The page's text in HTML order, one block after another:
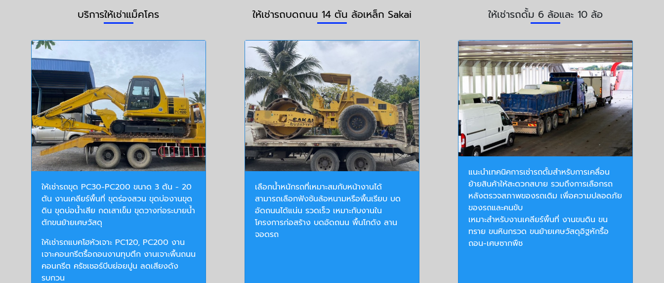
บริการให้เช่าแม็คโคร
ให้เช่ารถขุด PC30-PC200 ขนาด 3 ตัน - 20
ตัน งานเคลียร์พื้นที่ ขุดร่องสวน ขุดบ่องานขุด
ดิน ขุดบ่อน้ำเสีย กดเสาเข็ม ขุดวางท่อระบายน้ำ
ตักขนย้ายเศษวัสดุ
ให้เช่ารถแบคโฮหัวเจาะ PC120, PC200 งาน
เจาะคอนกรีตรื้อถอนงานทุบตึก งานเจาะพื้นถนน
คอนกรีต ครัชเชอร์บีบย่อยปูน ลดเสียงดัง
รบกวน
ให้เช่ารถบดถนน 14 ตัน ล้อเหล็ก Sakai
เลือกน้ำหนักรถที่เหมาะสมกับหน้างานได้
สามารถเลือกฟังชันล้อหนามหรือพื้นเรียบ บด
อัดถนนได้แน่น รวดเร็ว เหมาะกับงานใน
โครงการก่อสร้าง บดอัดถนน พื้นโกดัง ลาน
จอดรถ
ให้เช่ารถดั้ม 6 ล้อและ 10 ล้อ
แนะนำเทคนิคการเช่ารถดั้มสำหรับการเคลื่อน
ย้ายสินค้าให้สะดวกสบาย รวมถึงการเลือกรถ
หลังตรวจสภาพของรถเดิม เพื่อความปลอดภัย
ของรถและคนขับ
เหมาะสำหรับงานเคลียร์พื้นที่ งานขนดิน ขน
ทราย ขนหินกรวด ขนย้ายเศษวัสดุอิฐหักรื้อ
ถอน-เศษซากพืช